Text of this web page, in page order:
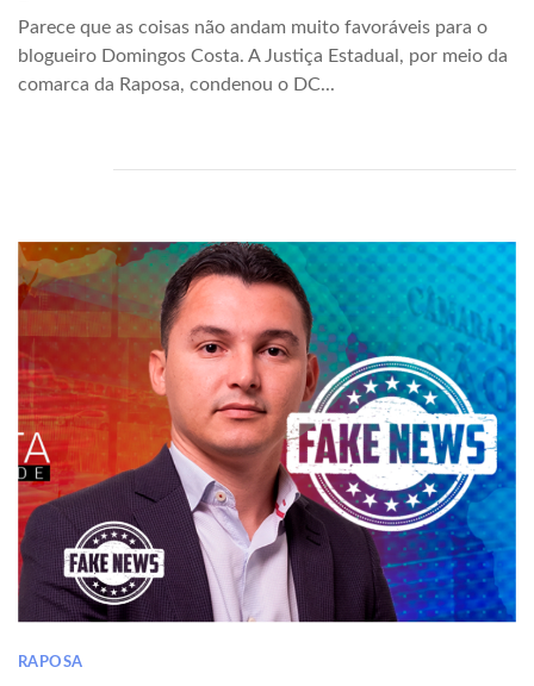
Parece que as coisas não andam muito favoráveis para o
blogueiro Domingos Costa. A Justiça Estadual, por meio da
comarca da Raposa, condenou o DC...
RAPOSA